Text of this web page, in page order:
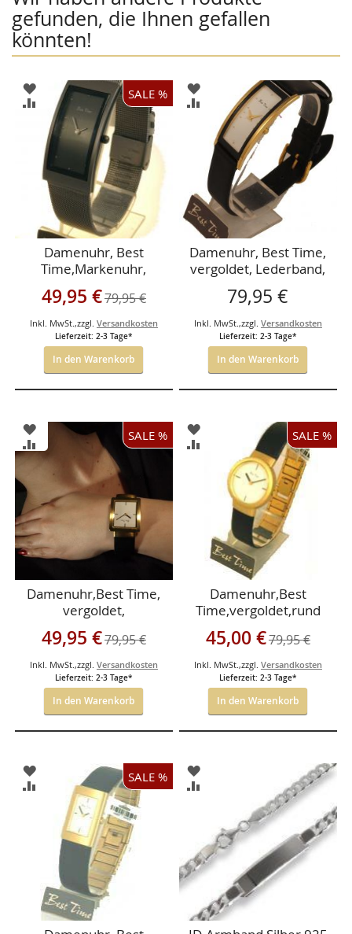
gefunden, die Ihnen gefallen
könnten!
SALE %
ZUR
WUNSCHLISTE
HINZUFÜGEN
ZUR
VERGLEICHSLISTE
HINZUFÜGEN
Damenuhr, Best
Time,Markenuhr,
Metallarmband,Marke
nuhr
Sonderangebot
49,95 €79,95 €
Inkl. MwSt. ,zzgl. Versandkosten
Lieferzeit: 2-3 Tage*
In den Warenkorb
ZUR
WUNSCHLISTE
HINZUFÜGEN
ZUR
VERGLEICHSLISTE
HINZUFÜGEN
Damenuhr, Best Time,
vergoldet, Lederband,
79,95 €
Inkl. MwSt. ,zzgl. Versandkosten
Lieferzeit: 2-3 Tage*
In den Warenkorb
SALE %
ZUR
WUNSCHLISTE
HINZUFÜGEN
ZUR
VERGLEICHSLISTE
HINZUFÜGEN
Damenuhr,Best Time,
vergoldet,
Sonderangebot
49,95 €79,95 €
Inkl. MwSt. ,zzgl. Versandkosten
Lieferzeit: 2-3 Tage*
In den Warenkorb
SALE %
ZUR
WUNSCHLISTE
HINZUFÜGEN
ZUR
VERGLEICHSLISTE
HINZUFÜGEN
Damenuhr,Best
Time,vergoldet,rund
Sonderangebot
45,00 €79,95 €
Inkl. MwSt. ,zzgl. Versandkosten
Lieferzeit: 2-3 Tage*
In den Warenkorb
SALE %
ZUR
WUNSCHLISTE
HINZUFÜGEN
ZUR
VERGLEICHSLISTE
HINZUFÜGEN
ZUR
WUNSCHLISTE
HINZUFÜGEN
ZUR
VERGLEICHSLISTE
HINZUFÜGEN